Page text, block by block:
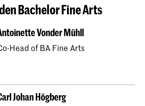
Bachelor Fine Arts
Vonder Mühll
Head of BA Fine Arts
Johan Högberg